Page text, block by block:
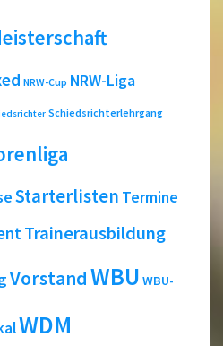
NRW-Cup NRW-Liga
Schiedsrichterlehrgang
Starterlisten Termine
Trainerausbildung
VorstandWBU WBU-
WDM